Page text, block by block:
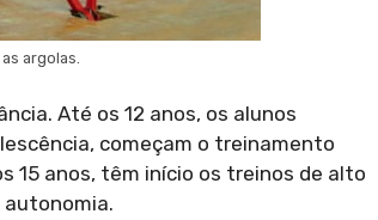
argolas.
Até os 12 anos, os alunos
começam o treinamento
15 anos, têm início os treinos de alto
autonomia.